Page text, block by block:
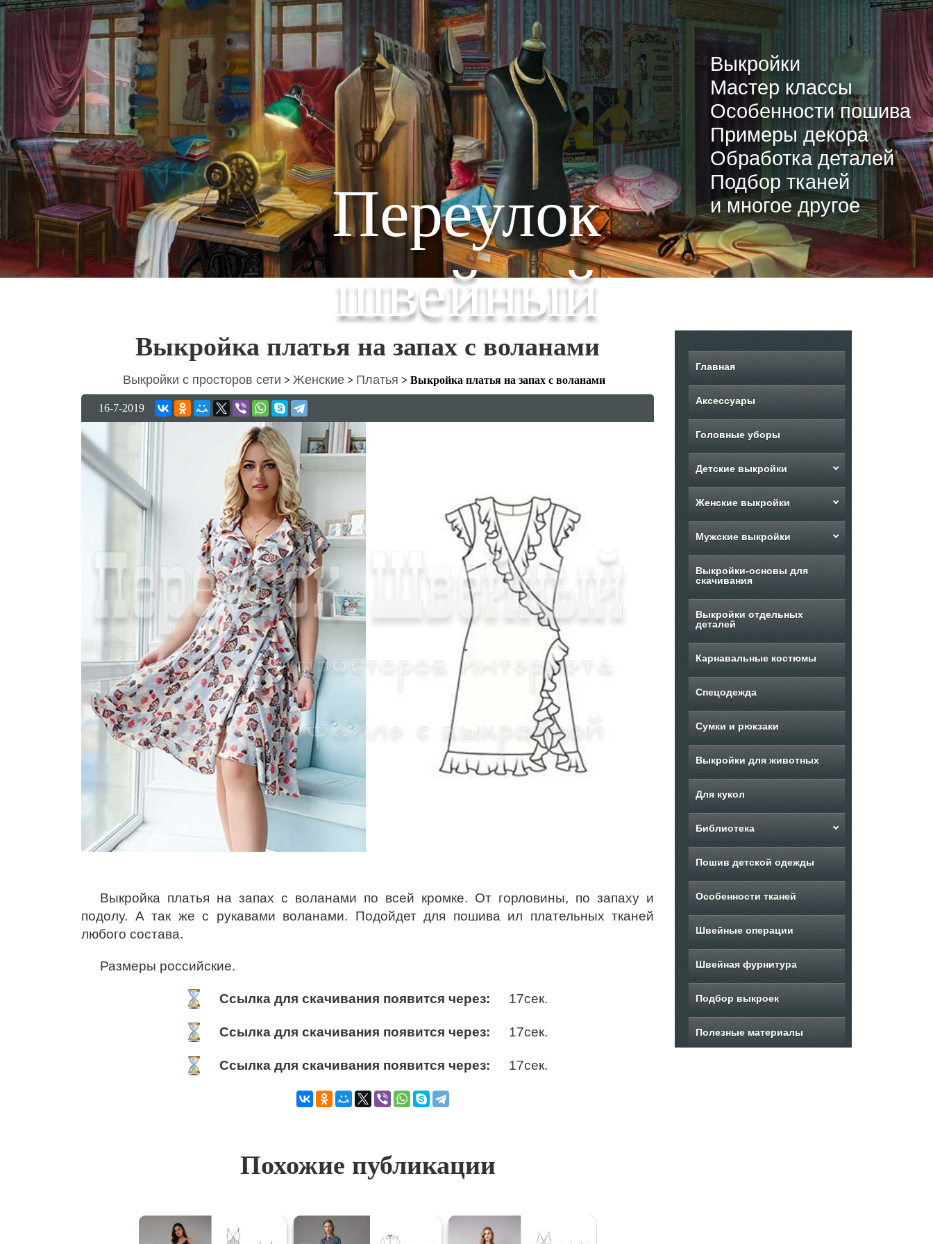
Переулок
швейный
Выкройки
Мастер классы
Особенности пошива
Примеры декора
Обработка деталей
Подбор тканей
и многое другое
Выкройка платья на запах с воланами
Выкройки с просторов сети > Женские > Платья > Выкройка платья на запах с воланами
16-7-2019
Выкройка платья на запах с воланами по всей кромке. От горловины, по запаху и
подолу. А так же с рукавами воланами. Подойдет для пошива ил плательных тканей
любого состава.
Размеры российские.
Ссылка для скачивания появится через: 16сек.
Ссылка для скачивания появится через: 16сек.
Ссылка для скачивания появится через: 16сек.
Похожие публикации
Главная
Аксессуары
Головные уборы
Детские выкройки
Женские выкройки
Мужские выкройки
Выкройки-основы для
скачивания
Выкройки отдельных
деталей
Карнавальные костюмы
Спецодежда
Сумки и рюкзаки
Выкройки для животных
Для кукол
Библиотека
Пошив детской одежды
Особенности тканей
Швейные операции
Швейная фурнитура
Подбор выкроек
Полезные материалы